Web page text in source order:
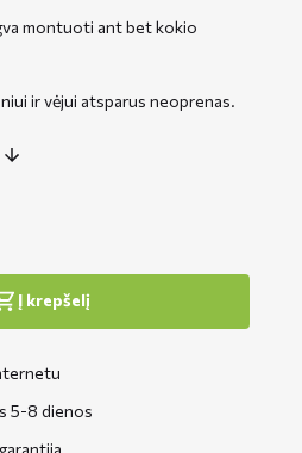
montuoti ant bet kokio
ir vėjui atsparus neoprenas.
Į krepšelį
5-8 dienos